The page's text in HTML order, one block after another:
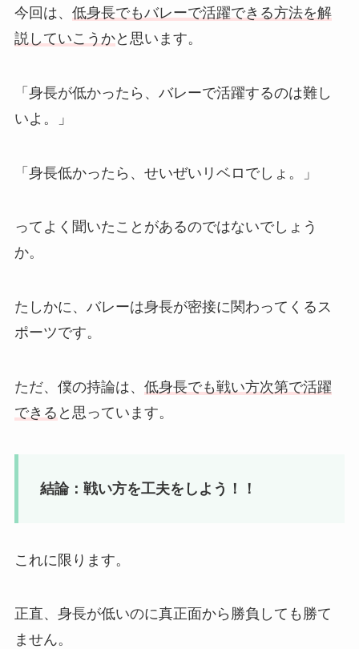
今回は、 低身長でもバレーで活躍できる方法を解
説していこうかと思います。
「身長が低かったら、バレーで活躍するのは難し
いよ。」
「身長低かったら、せいぜいリベロでしょ。」
ってよく聞いたことがあるのではないでしょう
か。
たしかに、バレーは身長が密接に関わってくるス
ポーツです。
ただ、僕の持論は、 低身長でも戦い方次第で活躍
できる と思っています。
結論：戦い方を工夫をしよう！！
これに限ります。
正直、身長が低いのに真正面から勝負しても勝て
ません。